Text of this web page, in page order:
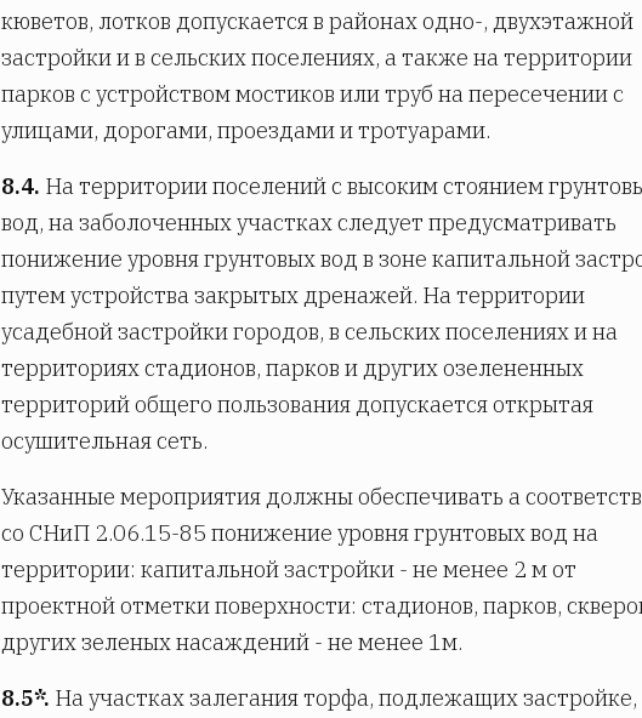
кюветов, лотков допускается в районах одно-, двухэтажной
застройки и в сельских поселениях, а также на территории
парков с устройством мостиков или труб на пересечении с
улицами, дорогами, проездами и тротуарами.
8.4. На территории поселений с высоким стоянием
вод, на заболоченных участках следует предусматривать
понижение уровня грунтовых вод в зоне капитальной
путем устройства закрытых дренажей. На территории
усадебной застройки городов, в сельских поселениях и на
территориях стадионов, парков и других озелененных
территорий общего пользования допускается открытая
осушительная сеть.
Указанные мероприятия должны обеспечивать а
со СНиП 2.06.15-85 понижение уровня грунтовых вод на
территории: капитальной застройки - не менее 2 м от
проектной отметки поверхности: стадионов, парков,
других зеленых насаждений - не менее 1м.
8.5*. На участках залегания торфа, подлежащих застройке,